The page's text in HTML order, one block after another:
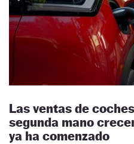
Las ventas de
segunda mano
ya ha comenzado